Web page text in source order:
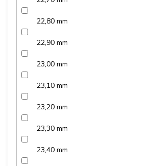
22,80 mm
22,90 mm
23,00 mm
23,10 mm
23,20 mm
23,30 mm
23,40 mm